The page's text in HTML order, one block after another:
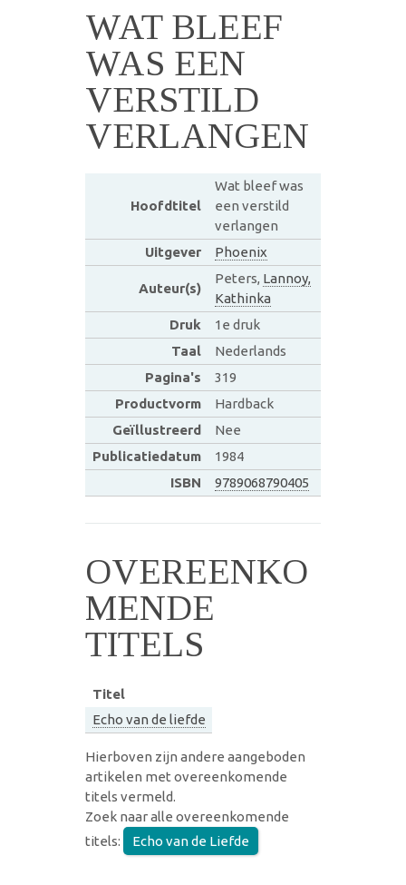
WAT BLEEF
WAS EEN
VERSTILD
VERLANGEN
Hoofdtitel
Wat bleef was
een verstild
verlangen
Uitgever
Phoenix
Auteur(s)
Peters, Lannoy,
Kathinka
Druk
1e druk
Taal
Nederlands
Pagina's
319
Productvorm
Hardback
Geïllustreerd
Nee
Publicatiedatum
1984
ISBN
9789068790405
OVEREENKO
MENDE
TITELS
Titel
Echo van de liefde
Hierboven zijn andere aangeboden
artikelen met overeenkomende
titels vermeld.
Zoek naar alle overeenkomende
titels:
Echo van de Liefde